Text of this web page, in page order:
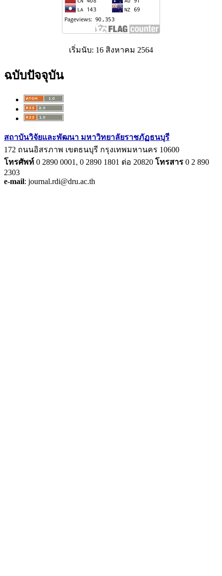
เริ่มนับ: 16 สิงหาคม 2564
ฉบับปัจจุบัน
สถาบันวิจัยและพัฒนา มหาวิทยาลัยราชภัฏธนบุรี
172 ถนนอิสรภาพ เขตธนบุรี กรุงเทพมหานคร 10600
โทรศัพท์ 0 2890 0001, 0 2890 1801 ต่อ 20820 โทรสาร 0 2 890
2303
e-mail: journal.rdi@dru.ac.th